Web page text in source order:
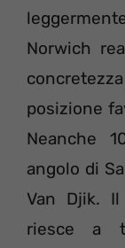
Norwich
posizione
Neanche
angolo di
Van Djik.
riesce a